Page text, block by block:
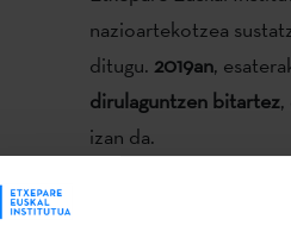
nazioartekotzea
ditugu. 2019an,
dirulaguntzen bitartez,
izan da.